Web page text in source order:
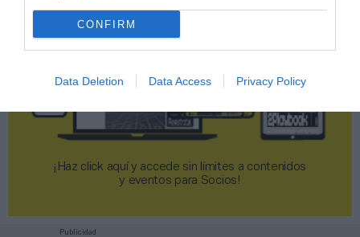
CONFIRM
Data Deletion Data Access Privacy Policy
¡Haz click aquí y accede sin límites a contenidos
y eventos para Socios!​​​​​​​
Publicidad